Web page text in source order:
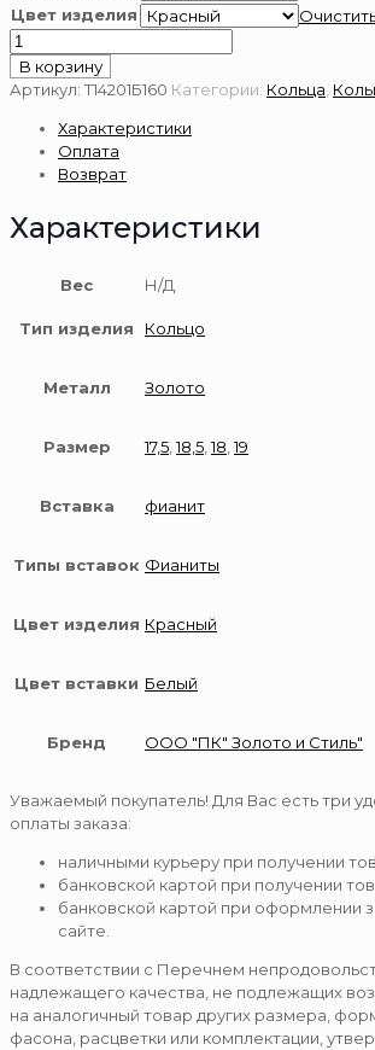
Цвет изделия
Количество
товара
Кольцо
золота
пробы
В корзину
Артикул: Т14201Б160 Категории: Кольца
Характеристики
Оплата
Возврат
Характеристики
Вес Н/Д
Тип изделия Кольцо
Металл Золото
Размер 17,5 ,18,5 ,18 ,19
Вставка фианит
Типы вставок Фианиты
Цвет изделия Красный
Цвет вставки Белый
Бренд ООО "ПК" Золото и Стиль"
Уважаемый покупатель! Для Вас есть три
оплаты заказа:
наличными курьеру при получении
банковской картой при получении
банковской картой при оформлении
сайте.
В соответствии с Перечнем
надлежащего качества, не подлежащих
на аналогичный товар других размера,
фасона, расцветки или комплектации,